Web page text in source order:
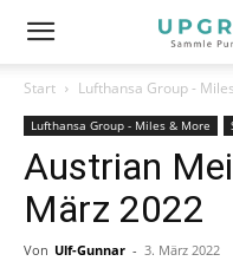
Start Lufthansa Group -
Lufthansa Group - Miles & More
Austrian
März 2022
Von Ulf-Gunnar - 3. März 2022